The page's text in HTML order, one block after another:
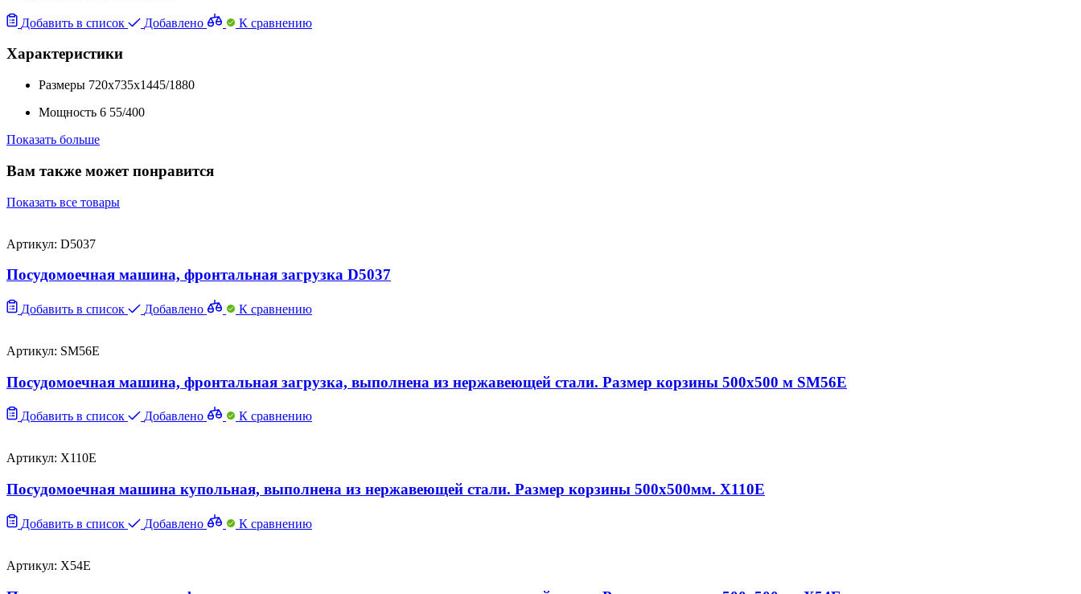
Добавить в список Добавлено К сравнению
Характеристики
Размеры 720x735x1445/1880
Мощность 6 55/400
Показать больше
Вам также может понравится
Показать все товары
Артикул: D5037
Посудомоечная машина, фронтальная загрузка D5037
Добавить в список Добавлено К сравнению
Артикул: SM56E
Посудомоечная машина, фронтальная загрузка, выполнена из нержавеющей стали. Размер корзины 500х500 м SM56E
Добавить в список Добавлено К сравнению
Артикул: X110E
Посудомоечная машина купольная, выполнена из нержавеющей стали. Размер корзины 500х500мм. X110E
Добавить в список Добавлено К сравнению
Артикул: X54E